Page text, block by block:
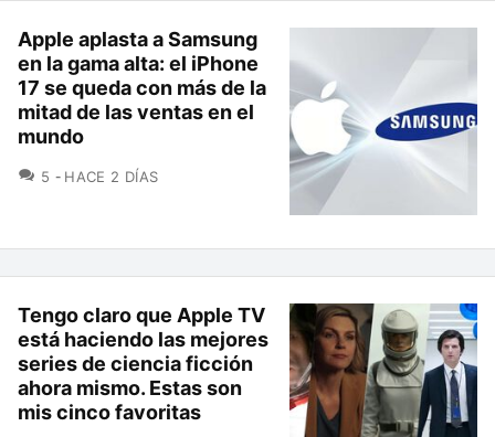
Apple aplasta a Samsung
en la gama alta: el iPhone
17 se queda con más de la
mitad de las ventas en el
mundo
5 COMENTARIOS
HACE 2 DÍAS
Tengo claro que Apple TV
está haciendo las mejores
series de ciencia ficción
ahora mismo. Estas son
mis cinco favoritas